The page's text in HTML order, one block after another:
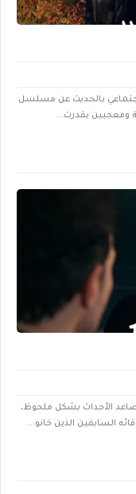
بالحديث عن مسلسل
ومعجبين بقدرت...
الأحداث بشكل ملحوظ،
السابقين الذين خانو...